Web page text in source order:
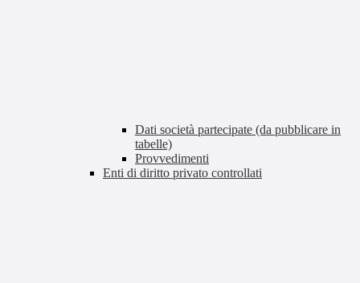
Dati società partecipate (da pubblicare in
tabelle)
Provvedimenti
Enti di diritto privato controllati